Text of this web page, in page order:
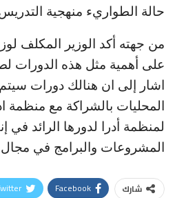
حالة الطواريء منهجية
من جهته أكد الوزير المكلف
على أهمية مثل هذه الدورات
اشار إلى ان هنالك دورات
المحليات بالشراكة مع
لمنظمة أدرا لدورها الرائد في
المشروعات والبرامج في مجال
شارك Facebook